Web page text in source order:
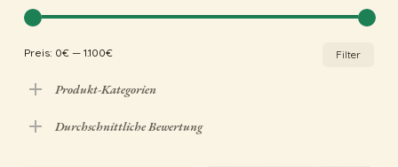
Filter
Preis: 0€— 1.100€
Produkt-Kategorien
Durchschnittliche Bewertung